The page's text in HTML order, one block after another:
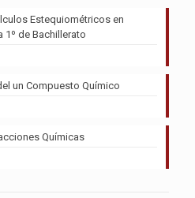
Estequiométricos en
1º de Bachillerato
un Compuesto Químico
Químicas